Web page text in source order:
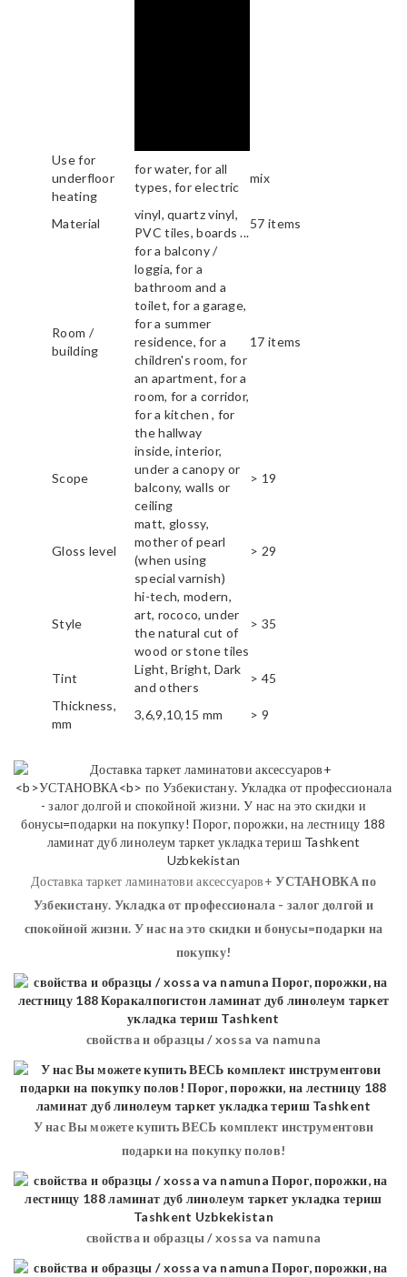
Use for
underfloor
heating
for water, for all
types, for electric
mix
Material
vinyl, quartz vinyl,
PVC tiles, boards ...
57 items
Room /
building
for a balcony /
loggia, for a
bathroom and a
toilet, for a garage,
for a summer
residence, for a
children's room, for
an apartment, for a
room, for a corridor,
for a kitchen , for
the hallway
17 items
Scope
inside, interior,
under a canopy or
balcony, walls or
ceiling
> 19
Gloss level
matt, glossy,
mother of pearl
(when using
special varnish)
> 29
Style
hi-tech, modern,
art, rococo, under
the natural cut of
wood or stone tiles
> 35
Tint
Light, Bright, Dark
and others
> 45
Thickness,
mm
3,6,9,10,15 mm > 9
Доставка таркет ламинатови аксессуаров+УСТАНОВКАпо
Узбекистану. Укладка от профессионала - залог долгой и
спокойной жизни. У нас на это скидки и бонусы=подарки на
покупку!
свойства и образцы / xossa va namuna
У нас Вы можете купить ВЕСЬ комплект инструментови
подарки на покупку полов!
свойства и образцы / xossa va namuna